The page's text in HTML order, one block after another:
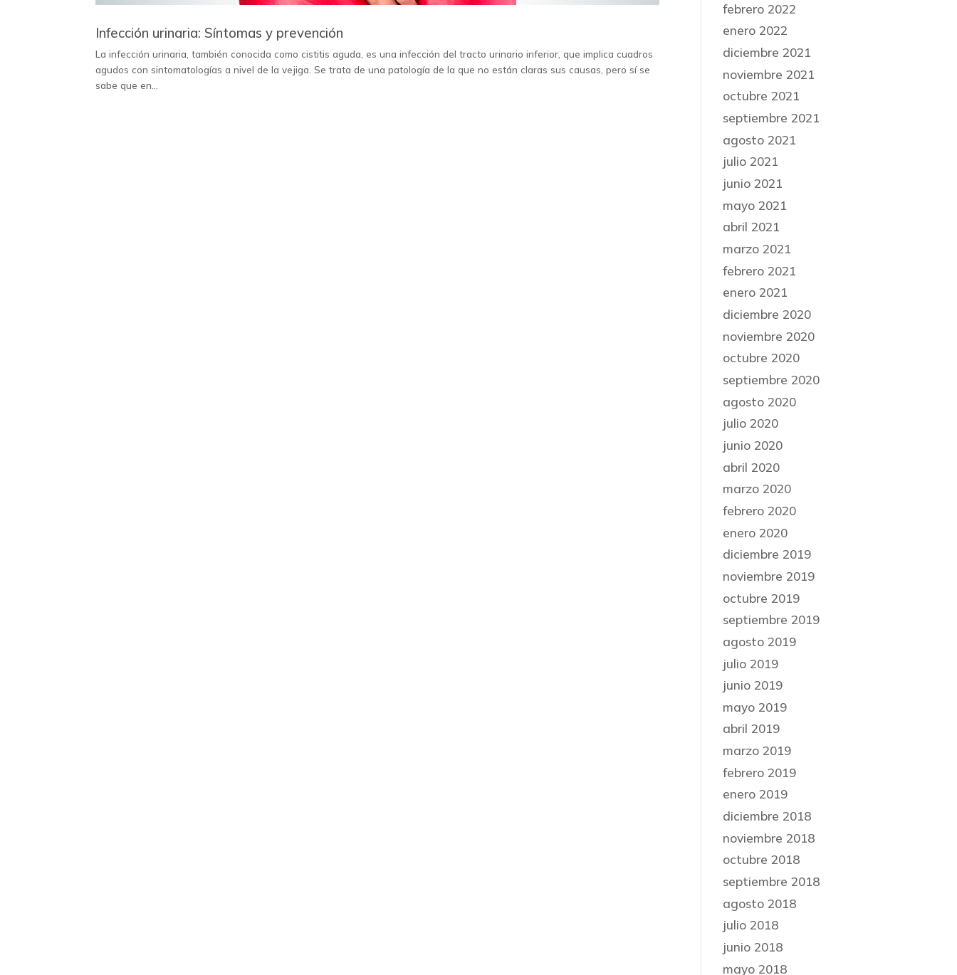
Infección urinaria: Síntomas y prevención
La infección urinaria, también conocida como cistitis aguda, es una infección del tracto urinario inferior, que implica cuadros
agudos con sintomatologías a nivel de la vejiga. Se trata de una patología de la que no están claras sus causas, pero sí se
sabe que en...
febrero 2022
enero 2022
diciembre 2021
noviembre 2021
octubre 2021
septiembre 2021
agosto 2021
julio 2021
junio 2021
mayo 2021
abril 2021
marzo 2021
febrero 2021
enero 2021
diciembre 2020
noviembre 2020
octubre 2020
septiembre 2020
agosto 2020
julio 2020
junio 2020
abril 2020
marzo 2020
febrero 2020
enero 2020
diciembre 2019
noviembre 2019
octubre 2019
septiembre 2019
agosto 2019
julio 2019
junio 2019
mayo 2019
abril 2019
marzo 2019
febrero 2019
enero 2019
diciembre 2018
noviembre 2018
octubre 2018
septiembre 2018
agosto 2018
julio 2018
junio 2018
mayo 2018